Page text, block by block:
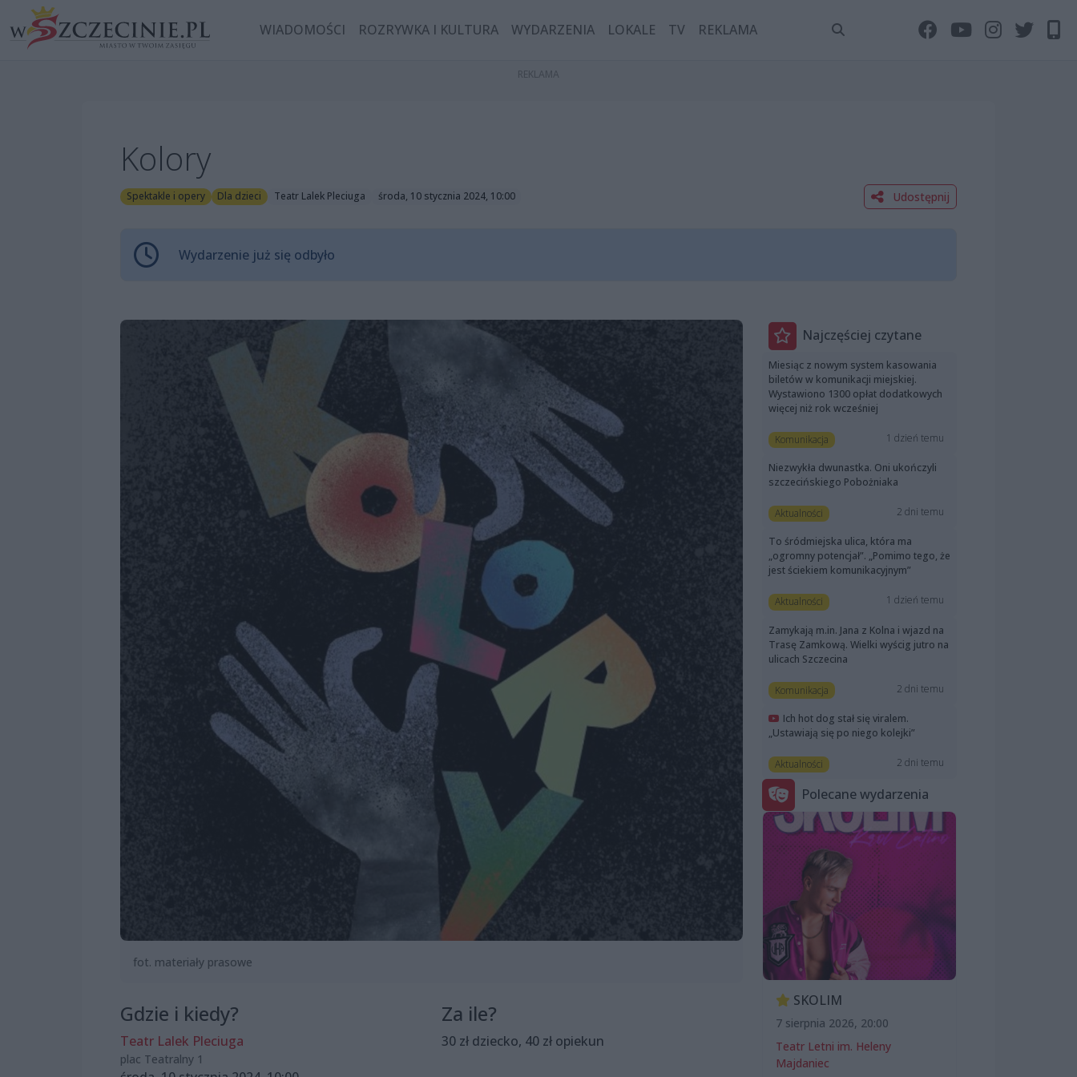
WIADOMOŚCI ROZRYWKA I KULTURA WYDARZENIA LOKALE TV REKLAMA
Kolory
Spektakle i opery Dla dzieci Teatr Lalek Pleciuga środa, 10 stycznia 2024, 10:00 Udostępnij
Wydarzenie już się odbyło
fot. materiały prasowe
Gdzie i kiedy?
Teatr Lalek Pleciuga
plac Teatralny 1
Za ile?
30 zł dziecko, 40 zł opiekun
Najczęściej czytane
Miesiąc z nowym system kasowania
biletów w komunikacji miejskiej.
Wystawiono 1300 opłat dodatkowych
więcej niż rok wcześniej
Komunikacja 1 dzień temu
Niezwykła dwunastka. Oni ukończyli
szczecińskiego Pobożniaka
Aktualności 2 dni temu
To śródmiejska ulica, która ma
„ogromny potencjał”. „Pomimo tego, że
jest ściekiem komunikacyjnym”
Aktualności 1 dzień temu
Zamykają m.in. Jana z Kolna i wjazd na
Trasę Zamkową. Wielki wyścig jutro na
ulicach Szczecina
Komunikacja 2 dni temu
Ich hot dog stał się viralem.
„Ustawiają się po niego kolejki”
Aktualności 2 dni temu
Polecane wydarzenia
SKOLIM
7 sierpnia 2026, 20:00
Teatr Letni im. Heleny
Majdaniec